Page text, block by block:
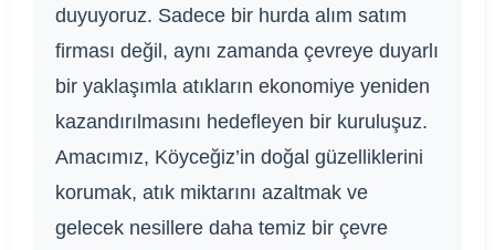
duyuyoruz. Sadece bir hurda alım satım
firması değil, aynı zamanda çevreye duyarlı
bir yaklaşımla atıkların ekonomiye yeniden
kazandırılmasını hedefleyen bir kuruluşuz.
Amacımız, Köyceğiz’in doğal güzelliklerini
korumak, atık miktarını azaltmak ve
gelecek nesillere daha temiz bir çevre